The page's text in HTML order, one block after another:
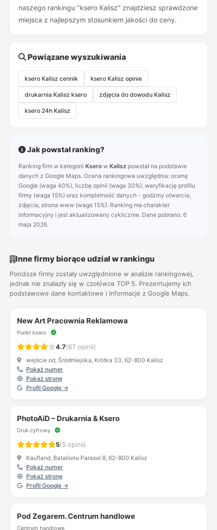
naszego rankingu "ksero Kalisz" znajdziesz sprawdzone
miejsca z najlepszym stosunkiem jakości do ceny.
Powiązane wyszukiwania
ksero Kalisz cennik ksero Kalisz opinie
drukarnia Kalisz ksero zdjęcia do dowodu Kalisz
ksero 24h Kalisz
Jak powstał ranking?
Ranking firm w kategorii Ksero w Kalisz powstał na podstawie
danych z Google Maps. Ocena rankingowa uwzględnia: ocenę
Google (waga 40%), liczbę opinii (waga 30%), weryfikację profilu
firmy (waga 15%) oraz kompletność danych - godziny otwarcia,
zdjęcia, strona www (waga 15%). Ranking ma charakter
informacyjny i jest aktualizowany cyklicznie. Dane pobrano: 6
maja 2026.
Inne firmy biorące udział w rankingu
Poniższe firmy zostały uwzględnione w analizie rankingowej,
jednak nie znalazły się w czołówce TOP 5. Prezentujemy ich
podstawowe dane kontaktowe i informacje z Google Maps.
New Art Pracownia Reklamowa
Punkt ksero
4.7(67 opinii)
wejście od, Śródmiejska, Krótka 33, 62-800 Kalisz
Pokaż numer
Pokaż stronę
Profil Google →
PhotoAiD – Drukarnia & Ksero
Druk cyfrowy
5(5 opinii)
Kaufland, Batalionu Parasol 8, 62-800 Kalisz
Pokaż numer
Pokaż stronę
Profil Google →
Pod Zegarem. Centrum handlowe
Centrum handlowe